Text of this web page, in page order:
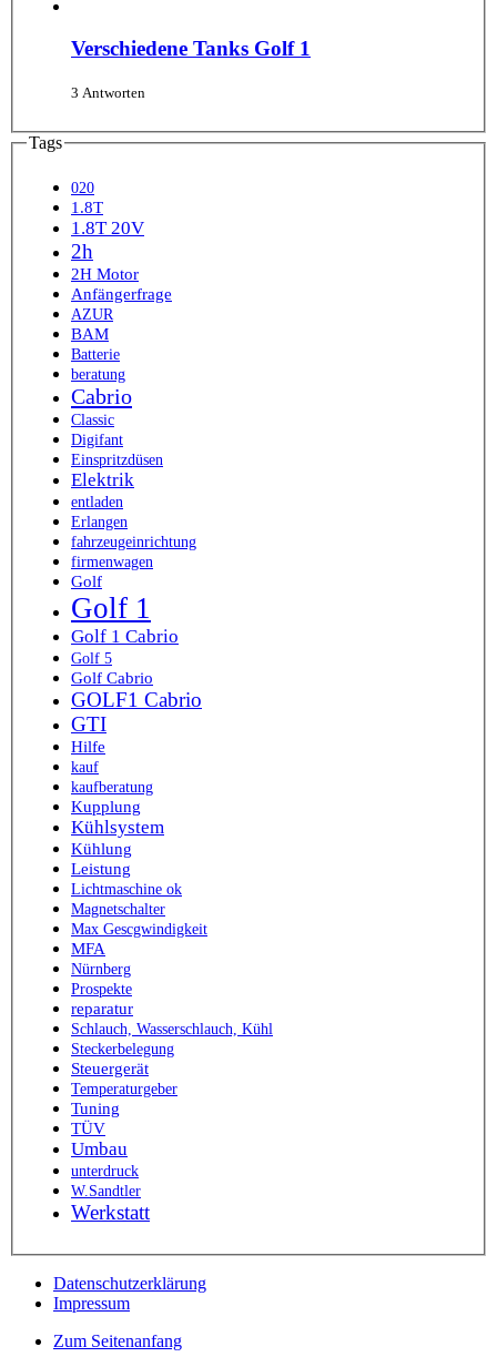
Verschiedene Tanks Golf 1
3 Antworten
Tags
020
1.8T
1.8T 20V
2h
2H Motor
Anfängerfrage
AZUR
BAM
Batterie
beratung
Cabrio
Classic
Digifant
Einspritzdüsen
Elektrik
entladen
Erlangen
fahrzeugeinrichtung
firmenwagen
Golf
Golf 1
Golf 1 Cabrio
Golf 5
Golf Cabrio
GOLF1 Cabrio
GTI
Hilfe
kauf
kaufberatung
Kupplung
Kühlsystem
Kühlung
Leistung
Lichtmaschine ok
Magnetschalter
Max Gescgwindigkeit
MFA
Nürnberg
Prospekte
reparatur
Schlauch, Wasserschlauch, Kühl
Steckerbelegung
Steuergerät
Temperaturgeber
Tuning
TÜV
Umbau
unterdruck
W.Sandtler
Werkstatt
Datenschutzerklärung
Impressum
Zum Seitenanfang